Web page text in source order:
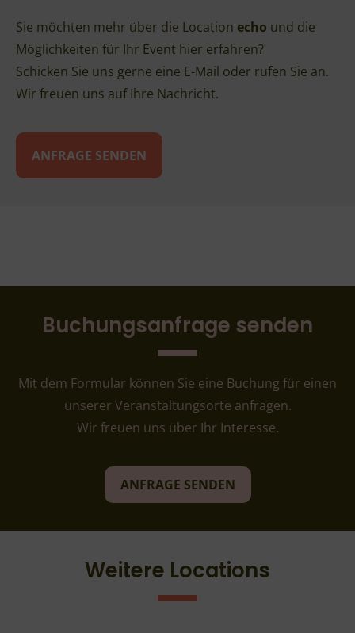
Sie möchten mehr über die Location echo und die
Möglichkeiten für Ihr Event hier erfahren?
Schicken Sie uns gerne eine E-Mail oder rufen Sie an.
Wir freuen uns auf Ihre Nachricht.
ANFRAGE SENDEN
Buchungsanfrage senden
Mit dem Formular können Sie eine Buchung für einen
unserer Veranstaltungsorte anfragen.
Wir freuen uns über Ihr Interesse.
ANFRAGE SENDEN
Weitere Locations